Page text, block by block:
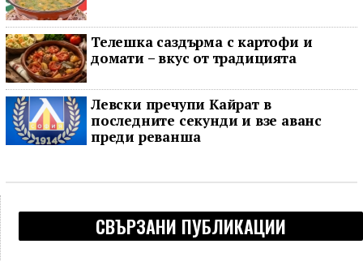
Телешка саздърма с картофи и
домати – вкус от традицията
Левски пречупи Кайрат в
последните секунди и взе аванс
преди реванша
СВЪРЗАНИ ПУБЛИКАЦИИ